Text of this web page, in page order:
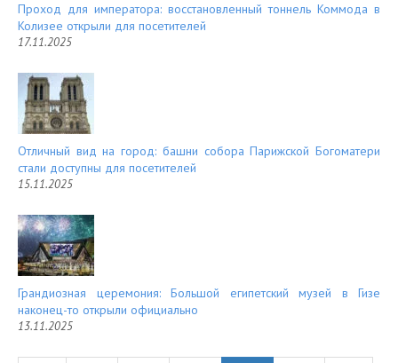
Проход для императора: восстановленный тоннель Коммода в
Колизее открыли для посетителей
17.11.2025
Отличный вид на город: башни собора Парижской Богоматери
стали доступны для посетителей
15.11.2025
Грандиозная церемония: Большой египетский музей в Гизе
наконец-то открыли официально
13.11.2025